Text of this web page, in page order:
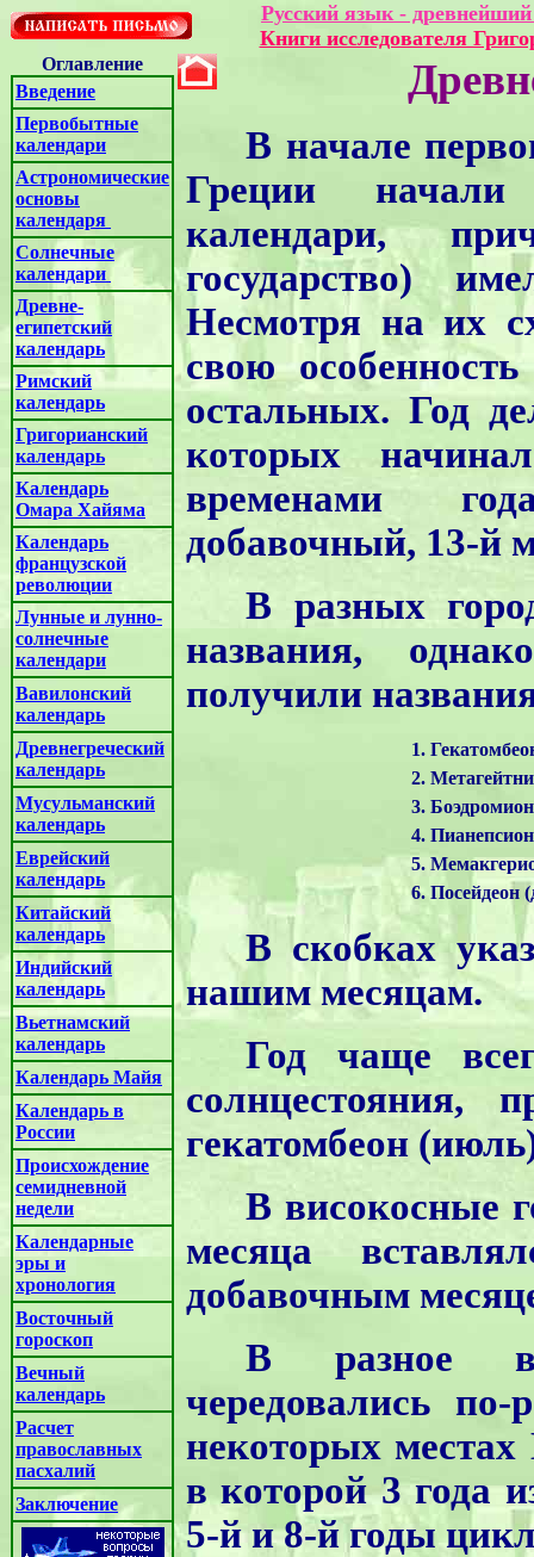
Русский язык -
Книги исследователя
Оглавление
Введение
Первобытные
календари
Астрономические
основы
календаря
Солнечные
календари
Древне-
египетский
календарь
Римский
календарь
Григорианский
календарь
Календарь
Омара Хайяма
Календарь
французской
революции
Лунные и лунно-
солнечные
календари
Вавилонский
календарь
Древнегреческий
календарь
Мусульманский
календарь
Еврейский
календарь
Китайский
календарь
Индийский
календарь
Вьетнамский
календарь
Календарь Майя
Календарь в
России
Происхождение
семидневной
недели
Календарные
эры и
хронология
Восточный
гороскоп
Вечный
календарь
Расчет
православных
пасхалий
Заключение
В начале
Греции начали
календари,
государство)
Несмотря на их
свою
остальных. Год
которых
временами
добавочный, 13-й
В разных
названия,
получили
1.
2.
3.
4.
5.
6. Посейдеон
В скобках
нашим месяцам.
Год чаще
солнцестояния,
гекатомбеон
В високосные
месяца
добавочным
В разное
чередовались
некоторых местах
в которой 3 года
5-й и 8-й годы